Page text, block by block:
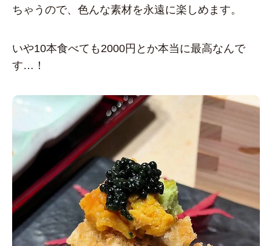
ちゃうので、色んな素材を永遠に楽しめます。
いや10本食べても2000円とか本当に最高なんで
す…！